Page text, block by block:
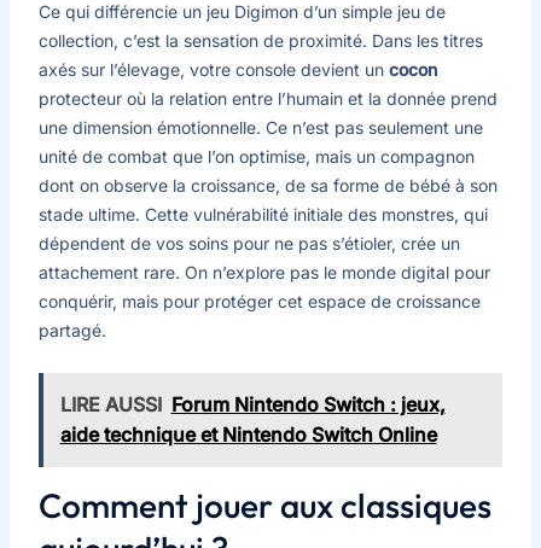
Ce qui différencie un jeu Digimon d’un simple jeu de
collection, c’est la sensation de proximité. Dans les titres
axés sur l’élevage, votre console devient un cocon
protecteur où la relation entre l’humain et la donnée prend
une dimension émotionnelle. Ce n’est pas seulement une
unité de combat que l’on optimise, mais un compagnon
dont on observe la croissance, de sa forme de bébé à son
stade ultime. Cette vulnérabilité initiale des monstres, qui
dépendent de vos soins pour ne pas s’étioler, crée un
attachement rare. On n’explore pas le monde digital pour
conquérir, mais pour protéger cet espace de croissance
partagé.
LIRE AUSSI Forum Nintendo Switch : jeux,
aide technique et Nintendo Switch Online
Comment jouer aux classiques